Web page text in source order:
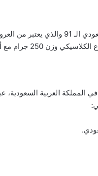
أعلنت محمصة ومقاهي التربة عن عرض القهوة
يقدم مقهى شيفل ثلاثة عروض خاصة على القهوة بمناسبة الذكرى